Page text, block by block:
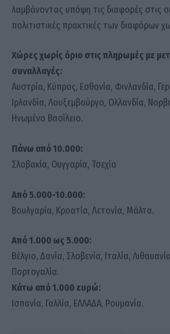
λαμβάνοντας υπόψη τις διαφορές στις
πολιτιστικές πρακτικές των διαφόρων
Χώρες χωρίς όριο στις πληρωμές με
συναλλαγές:
Αυστρία, Κύπρος, Εσθονία, Φινλανδία,
Ιρλανδία, Λουξεμβούργο, Ολλανδία,
Ηνωμένο Βασίλειο.
Πάνω από 10.000:
Σλοβακία, Ουγγαρία, Τσεχία
Από 5.000-10.000:
Βουλγαρία, Κροατία, Λετονία, Μάλτα.
Από 1.000 ως 5.000:
Βέλγιο, Δανία, Σλοβενία, Ιταλία,
Πορτογαλία.
Κάτω από 1.000 ευρώ:
Ισπανία, Γαλλία, ΕΛΛΑΔΑ, Ρουμανία.